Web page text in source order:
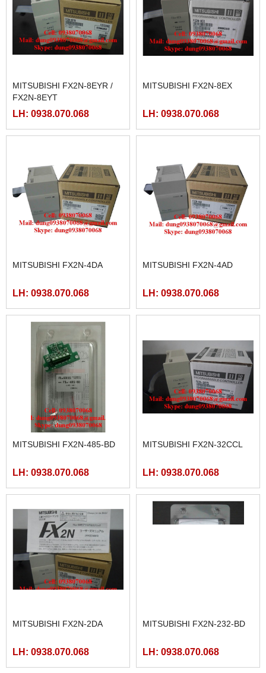
MITSUBISHI FX2N-8EYR /
FX2N-8EYT
LH: 0938.070.068
MITSUBISHI FX2N-8EX
LH: 0938.070.068
MITSUBISHI FX2N-4DA
LH: 0938.070.068
MITSUBISHI FX2N-4AD
LH: 0938.070.068
MITSUBISHI FX2N-485-BD
LH: 0938.070.068
MITSUBISHI FX2N-32CCL
LH: 0938.070.068
MITSUBISHI FX2N-2DA
LH: 0938.070.068
MITSUBISHI FX2N-232-BD
LH: 0938.070.068